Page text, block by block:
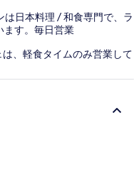
日本料理 / 和食専門で、ラ
ます。毎日営業
、軽食タイムのみ営業して